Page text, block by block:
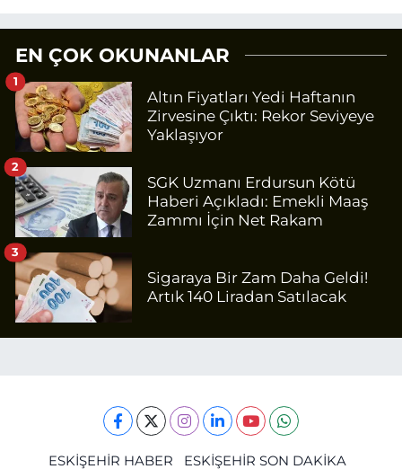
EN ÇOK OKUNANLAR
Altın Fiyatları Yedi Haftanın
Zirvesine Çıktı: Rekor Seviyeye
Yaklaşıyor
1
SGK Uzmanı Erdursun Kötü
Haberi Açıkladı: Emekli Maaş
Zammı İçin Net Rakam
2
Sigaraya Bir Zam Daha Geldi!
Artık 140 Liradan Satılacak
3
ESKİŞEHİR HABER
ESKİŞEHİR SON DAKİKA